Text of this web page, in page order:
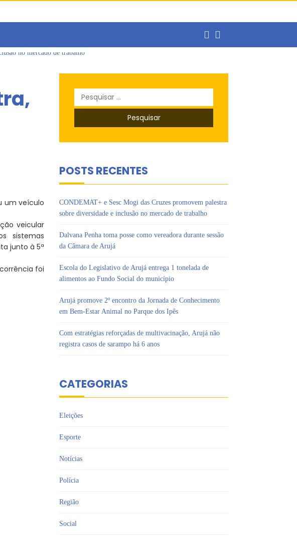
no mercado de trabalho
6 anos
no mercado de trabalho
um veículo
veicular
sistemas
junto à 5ª
foi
Pesquisar
por:
POSTS RECENTES
CONDEMAT+ e Sesc Mogi das Cruzes promovem palestra
sobre diversidade e inclusão no mercado de trabalho
Dalvana Penha toma posse como vereadora durante sessão
da Câmara de Arujá
Escola do Legislativo de Arujá entrega 1 tonelada de
alimentos ao Fundo Social do município
Arujá promove 2º encontro da Jornada de Conhecimento
em Bem-Estar Animal no Parque dos Ipês
Com estratégias reforçadas de multivacinação, Arujá não
registra casos de sarampo há 6 anos
CATEGORIAS
Eleições
Esporte
Notícias
Polícia
Região
Social